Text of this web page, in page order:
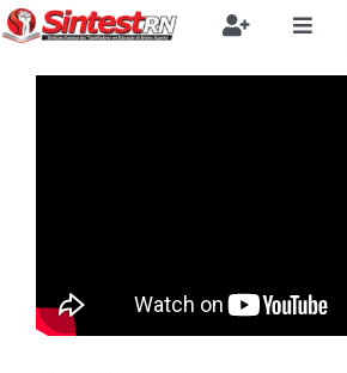
Ir
para
Toggle
Buscar
Setor jurídico
Toggle
CONGRESSOS